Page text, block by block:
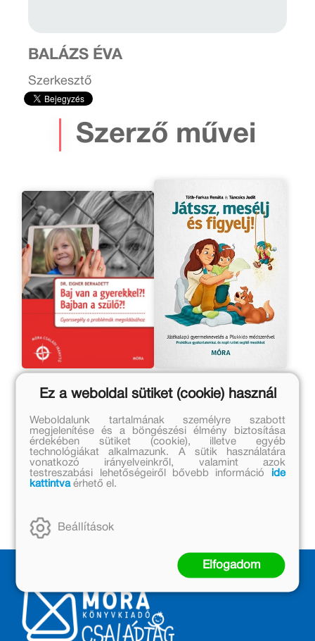
BALÁZS ÉVA
Szerkesztő
Szerző művei
Bajban a szülő!
Eredeti ár:
3 999 Ft
Online ár:
Játssz, mesélj és figyelj!
- Játékalapú
Plukkido módszerével
Táncsics Judit, Tóth-
Farkas Renáta
Eredeti ár:
3 499 Ft
Kedvezményes ár:
Ez a weboldal sütiket (cookie) használ
Weboldalunk tartalmának személyre szabott
megjelenítése és a böngészési élmény biztosítása
érdekében sütiket (cookie), illetve egyéb
technológiákat alkalmazunk. A sütik használatára
vonatkozó irányelveinkről, valamint azok
testreszabási lehetőségeiről bővebb információ
ide
kattintvaérhető el.
Beállítások
Elfogadom